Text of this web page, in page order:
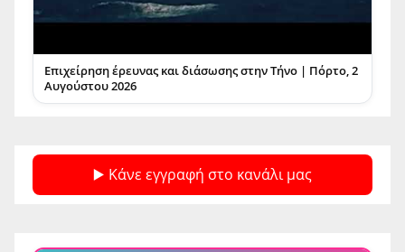
Επιχείρηση έρευνας και διάσωσης στην Τήνο | Πόρτο, 2
Αυγούστου 2026
▶️ Κάνε εγγραφή στο κανάλι μας